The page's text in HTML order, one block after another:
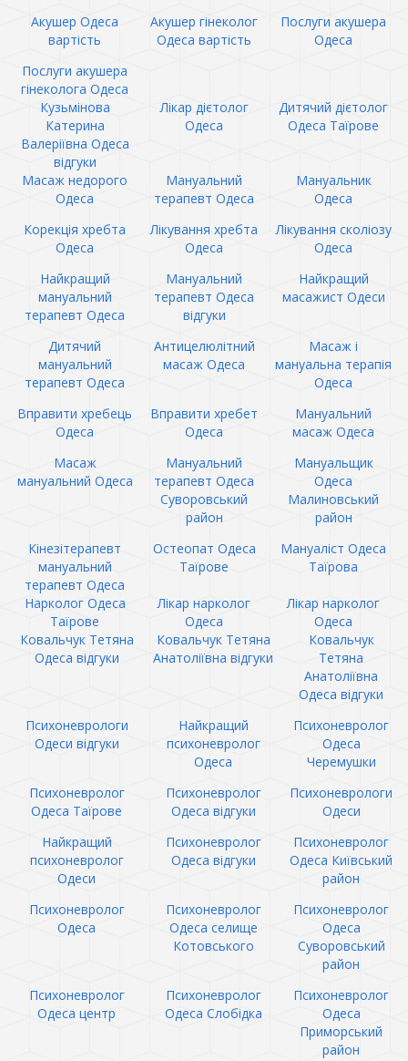
Акушер Одеса
вартість
Акушер гінеколог
Одеса вартість
Послуги акушера
Одеса
Послуги акушера
гінеколога Одеса
Кузьмінова
Катерина
Валеріївна Одеса
відгуки
Лікар дієтолог
Одеса
Дитячий дієтолог
Одеса Таїрове
Масаж недорого
Одеса
Мануальний
терапевт Одеса
Мануальник
Одеса
Корекція хребта
Одеса
Лікування хребта
Одеса
Лікування сколіозу
Одеса
Найкращий
мануальний
терапевт Одеса
Мануальний
терапевт Одеса
відгуки
Найкращий
масажист Одеси
Дитячий
мануальний
терапевт Одеса
Антицелюлітний
масаж Одеса
Масаж і
мануальна терапія
Одеса
Вправити хребець
Одеса
Вправити хребет
Одеса
Мануальний
масаж Одеса
Масаж
мануальний Одеса
Мануальний
терапевт Одеса
Суворовський
район
Мануальщик
Одеса
Малиновський
район
Кінезітерапевт
мануальний
терапевт Одеса
Остеопат Одеса
Таїрове
Мануаліст Одеса
Таїрова
Нарколог Одеса
Таїрове
Лікар нарколог
Одеса
Лікар нарколог
Одеса
Ковальчук Тетяна
Одеса відгуки
Ковальчук Тетяна
Анатоліївна відгуки
Ковальчук
Тетяна
Анатоліївна
Одеса відгуки
Психоневрологи
Одеси відгуки
Найкращий
психоневролог
Одеса
Психоневролог
Одеса
Черемушки
Психоневролог
Одеса Таїрове
Психоневролог
Одеса відгуки
Психоневрологи
Одеси
Найкращий
психоневролог
Одеси
Психоневролог
Одеса відгуки
Психоневролог
Одеса Київський
район
Психоневролог
Одеса
Психоневролог
Одеса селище
Котовського
Психоневролог
Одеса
Суворовський
район
Психоневролог
Одеса центр
Психоневролог
Одеса Слобідка
Психоневролог
Одеса
Приморський
район